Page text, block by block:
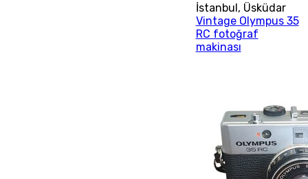
İstanbul, Üsküdar
Vintage Olympus 35
RC fotoğraf
makinası